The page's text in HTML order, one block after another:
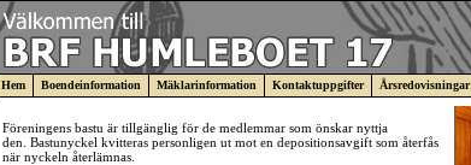
Hem Boendeinformation Mäklarinformation Kontaktuppgifter Årsredovisningar
Föreningens bastu är tillgänglig för de medlemmar som önskar nyttja
den. Bastunyckel kvitteras personligen ut mot en depositionsavgift som återfås
när nyckeln återlämnas.